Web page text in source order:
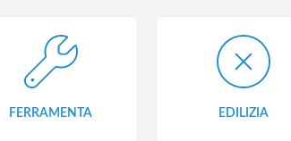
FERRAMENTA EDILIZIA